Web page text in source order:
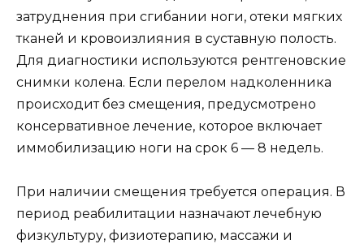
затруднения при сгибании ноги, отеки мягких
тканей и кровоизлияния в суставную полость.
Для диагностики используются рентгеновские
снимки колена. Если перелом надколенника
происходит без смещения, предусмотрено
консервативное лечение, которое включает
иммобилизацию ноги на срок 6 — 8 недель.
При наличии смещения требуется операция. В
период реабилитации назначают лечебную
физкультуру, физиотерапию, массажи и